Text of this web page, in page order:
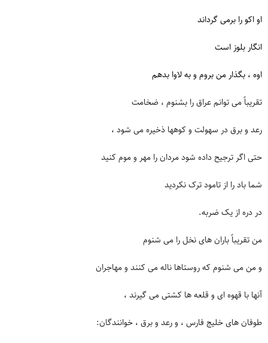
او اکو را برمی گرداند
انگار بلوز است
اوه ، بگذار من بروم و به لاوا بدهم
تقریباً می توانم عراق را بشنوم ، ضخامت
رعد و برق در سهولت و کوهها ذخیره می شود ،
حتی اگر ترجیح داده شود مردان را مهر و موم کنید
شما باد را از تامود ترک نکردید
در دره از یک ضربه.
من تقریباً باران های نخل را می شنوم
و من می شنوم که روستاها ناله می کنند و مهاجران
آنها با قهوه ای و قلعه ها کشتی می گیرند ،
طوفان های خلیج فارس ، و رعد و برق ، خوانندگان: